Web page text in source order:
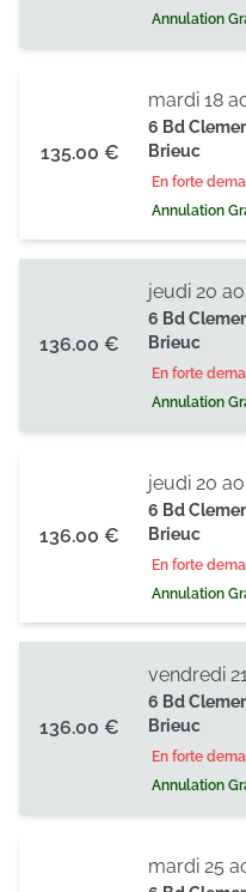
Annulation
135.00 €
6 Bd
Brieuc
En forte
Annulation
mardi 18
136.00 €
6 Bd
Brieuc
En forte
Annulation
jeudi 20
136.00 €
6 Bd
Brieuc
En forte
Annulation
jeudi 20
136.00 €
6 Bd
Brieuc
En forte
Annulation
vendredi
mardi 25